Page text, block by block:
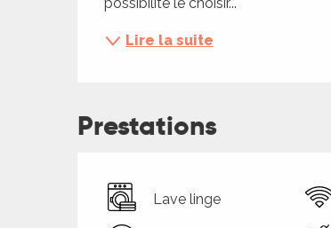
Lire la suite
Prestations
Lave linge